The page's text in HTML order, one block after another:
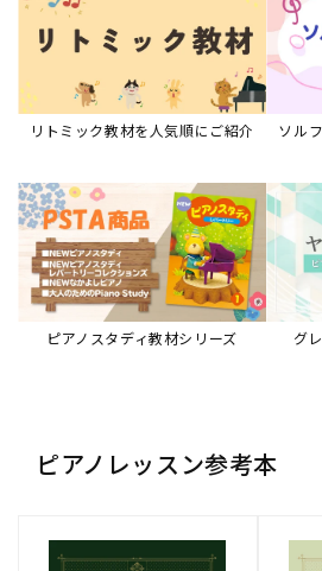
リトミック教材を人気順にご紹介 ソル
ピアノスタディ教材シリーズ グ
ピアノレッスン参考本